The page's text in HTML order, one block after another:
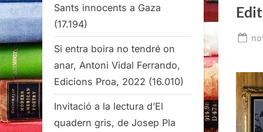
Sants innocents a Gaza
(17.194)
Si entra boira no tendré on
anar, Antoni Vidal Ferrando,
Edicions Proa, 2022 (16.010)
Invitació a la lectura d’El
quadern gris, de Josep Pla